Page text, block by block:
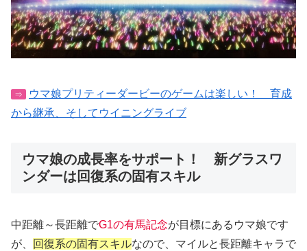
⇒
ウマ娘プリティーダービーのゲームは楽しい！ 育成
から継承、そしてウイニングライブ
ウマ娘の成長率をサポート！ 新グラスワ
ンダーは回復系の固有スキル
中距離～長距離でG1の有馬記念が目標にあるウマ娘です
が、
回復系の固有スキルなので、マイルと長距離キャラで